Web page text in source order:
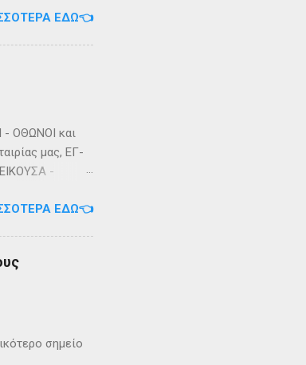
ΕΔΏ👈
ΟΘΩΝΟΙ και
μας, ΕΓ-
-
ΕΔΏ👈
σημείο